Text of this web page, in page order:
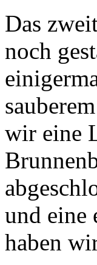
Das
noch
wir eine
und eine
haben